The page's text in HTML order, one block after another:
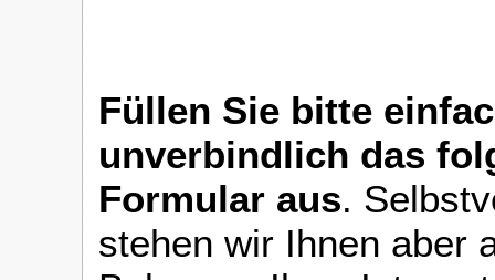
Füllen Sie bitte
unverbindlich das
Formular aus.
stehen wir Ihnen aber